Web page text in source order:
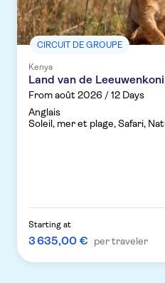
CIRCUIT DE GROUPE
Kenya
Land van de
From août 2026 / 12 Days
Anglais
Soleil, mer et plage, Safari,
Starting at
3 635,00 € per traveler